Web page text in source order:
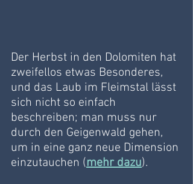
Der Herbst in den Dolomiten hat
zweifellos etwas Besonderes,
und das Laub im Fleimstal lässt
sich nicht so einfach
beschreiben; man muss nur
durch den Geigenwald gehen,
um in eine ganz neue Dimension
einzutauchen (mehr dazu).